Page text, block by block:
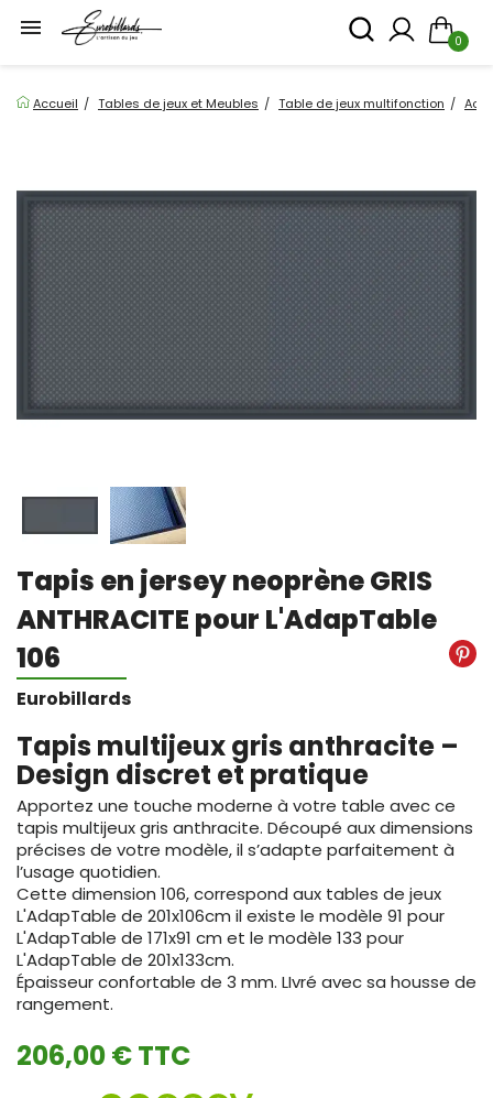

0
Accueil Tables de jeux et Meubles Table de jeux multifonction
Tapis en jersey neoprène GRIS
ANTHRACITE pour L'AdapTable
106
Eurobillards
Tapis multijeux gris anthracite –
Design discret et pratique
Apportez une touche moderne à votre table avec ce
tapis multijeux gris anthracite. Découpé aux dimensions
précises de votre modèle, il s’adapte parfaitement à
l’usage quotidien.
Cette dimension 106, correspond aux tables de jeux
L'AdapTable de 201x106cm il existe le modèle 91 pour
L'AdapTable de 171x91 cm et le modèle 133 pour
L'AdapTable de 201x133cm.
Épaisseur confortable de 3 mm. LIvré avec sa housse de
rangement.
206,00 € TTC